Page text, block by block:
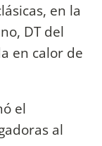
en la
DT del
en calor de
el
al